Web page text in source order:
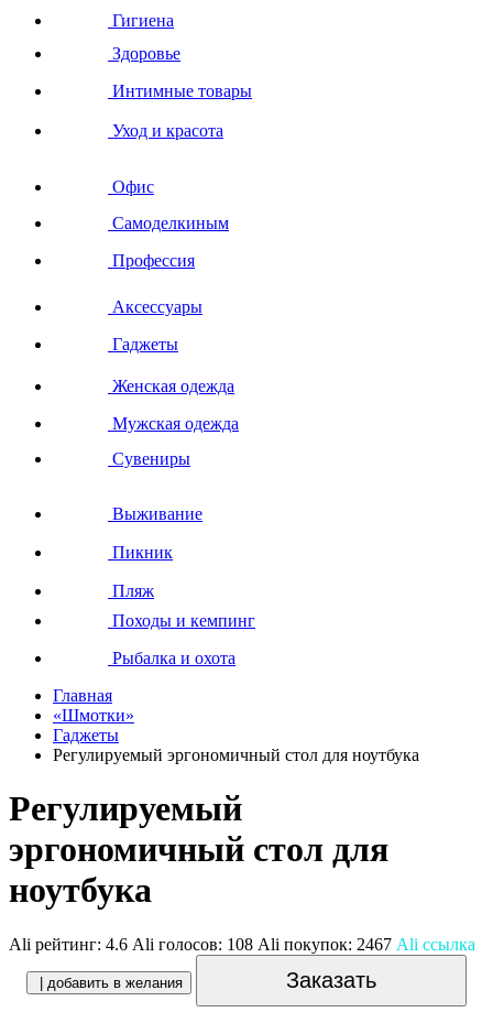
Гигиена
Здоровье
Интимные товары
Уход и красота
Офис
Самоделкиным
Профессия
Аксессуары
Гаджеты
Женская одежда
Мужская одежда
Сувениры
Выживание
Пикник
Пляж
Походы и кемпинг
Рыбалка и охота
Главная
«Шмотки»
Гаджеты
Регулируемый эргономичный стол для ноутбука
Регулируемый
эргономичный стол для
ноутбука
Ali рейтинг: 4.6 Ali голосов: 108 Ali покупок: 2467 Ali ссылка
| добавить в желания Заказать